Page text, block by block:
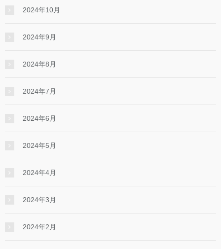
2024年10月
2024年9月
2024年8月
2024年7月
2024年6月
2024年5月
2024年4月
2024年3月
2024年2月